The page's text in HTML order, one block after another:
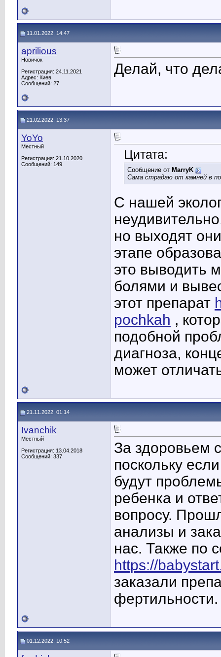
11.01.2022, 14:47
aprilious
Новичок
Регистрация: 24.11.2021
Адрес: Киев
Сообщений: 27
Делай, что
21.02.2022, 13:37
YoYo
Местный
Регистрация: 21.10.2020
Сообщений: 149
Цитата:
Сообщение от MarryK
Сама страдаю от камней в
С нашей
но выходят
этапе
это выводить
болями и
этот препарат
pochkah ,
подобной
диагноза,
может
21.11.2022, 01:14
Ivanchik
Местный
Регистрация: 13.04.2018
Сообщений: 337
За здоровьем
поскольку
будут
ребенка и
вопросу.
анализы и
нас. Также по
https://
заказали
фертильности.
01.12.2022, 10:52